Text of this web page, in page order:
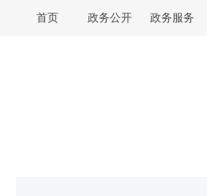
首页 政务公开 政务服务